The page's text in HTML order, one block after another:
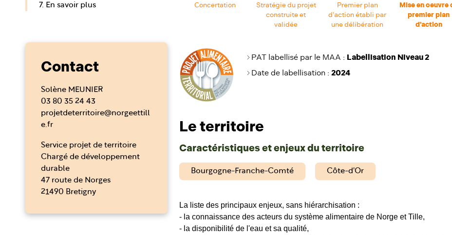
7. En savoir plus
Contact
Solène MEUNIER
03 80 35 24 43
projetdeterritoire@norgeettill
e.fr
Service projet de territoire
Chargé de développement
durable
47 route de Norges
21490 Bretigny
Concertation
Stratégie du projet
construite et
validée
Premier plan
d'action établi par
une délibération
Mise en oeuvre
premier plan
d'action
PAT labellisé par le MAA : Labellisation Niveau 2
Date de labellisation : 2024
Le territoire
Caractéristiques et enjeux du territoire
Bourgogne-Franche-Comté Côte-d'Or
La liste des principaux enjeux, sans hiérarchisation :
- la connaissance des acteurs du système alimentaire de Norge et Tille,
- la disponibilité de l'eau et sa qualité,